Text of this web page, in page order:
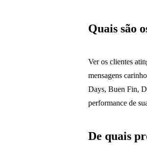
Quais são
Ver os clientes
mensagens
Days, Buen Fin,
performance de
De quais